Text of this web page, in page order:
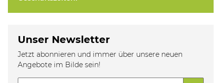
Unser Newsletter
Jetzt abonnieren und immer über unsere neuen
Angebote im Bilde sein!